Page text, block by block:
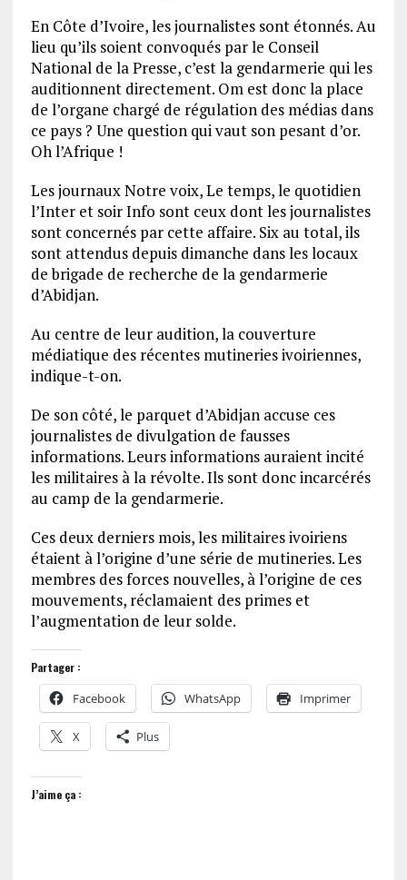
En Côte d’Ivoire, les journalistes sont étonnés. Au
lieu qu’ils soient convoqués par le Conseil
National de la Presse, c’est la gendarmerie qui les
auditionnent directement. Om est donc la place
de l’organe chargé de régulation des médias dans
ce pays ? Une question qui vaut son pesant d’or.
Oh l’Afrique !
Les journaux Notre voix, Le temps, le quotidien
l’Inter et soir Info sont ceux dont les journalistes
sont concernés par cette affaire. Six au total, ils
sont attendus depuis dimanche dans les locaux
de brigade de recherche de la gendarmerie
d’Abidjan.
Au centre de leur audition, la couverture
médiatique des récentes mutineries ivoiriennes,
indique-t-on.
De son côté, le parquet d’Abidjan accuse ces
journalistes de divulgation de fausses
informations. Leurs informations auraient incité
les militaires à la révolte. Ils sont donc incarcérés
au camp de la gendarmerie.
Ces deux derniers mois, les militaires ivoiriens
étaient à l’origine d’une série de mutineries. Les
membres des forces nouvelles, à l’origine de ces
mouvements, réclamaient des primes et
l’augmentation de leur solde.
Partager :
Facebook WhatsApp Imprimer
X Plus
J’aime ça :